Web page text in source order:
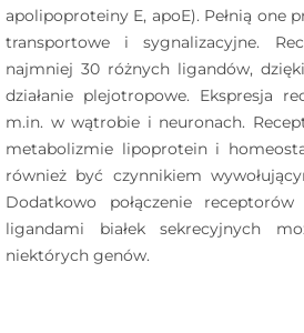
apolipoproteiny E, apoE). Pełnią one
transportowe i sygnalizacyjne.
najmniej 30 różnych ligandów,
działanie plejotropowe. Ekspresja
m.in. w wątrobie i neuronach.
metabolizmie lipoprotein i
również być czynnikiem
Dodatkowo połączenie
ligandami białek sekrecyjnych
niektórych genów.